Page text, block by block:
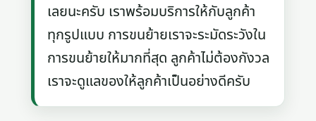
เลยนะครับ เราพร้อมบริการให้กับลูกค้า
ทุกรูปแบบ การขนย้ายเราจะระมัดระวังใน
การขนย้ายให้มากที่สุด ลูกค้าไม่ต้องกังวล
เราจะดูแลของให้ลูกค้าเป็นอย่างดีครับ